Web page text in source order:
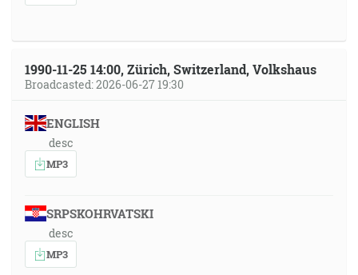
1990-11-25 14:00, Zürich, Switzerland, Volkshaus
Broadcasted: 2026-06-27 19:30
ENGLISH
desc
MP3
SRPSKOHRVATSKI
desc
MP3